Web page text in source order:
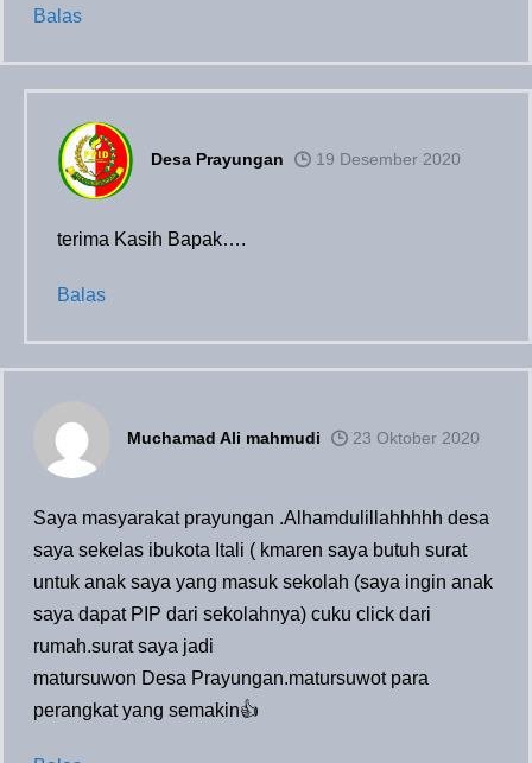
Balas
Desa Prayungan 19 Desember 2020
terima Kasih Bapak….
Balas
Muchamad Ali mahmudi 23 Oktober 2020
Saya masyarakat prayungan .Alhamdulillahhhhh desa
saya sekelas ibukota Itali ( kmaren saya butuh surat
untuk anak saya yang masuk sekolah (saya ingin anak
saya dapat PIP dari sekolahnya) cuku click dari
rumah.surat saya jadi
matursuwon Desa Prayungan.matursuwot para
perangkat yang semakin👍